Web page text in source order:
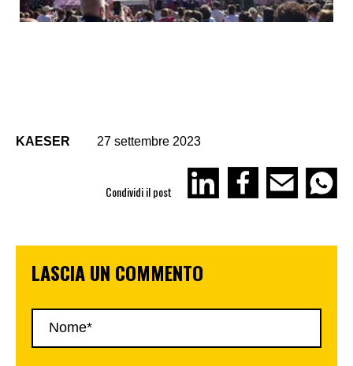
KAESER 27 settembre 2023
Condividi il post
LASCIA UN COMMENTO